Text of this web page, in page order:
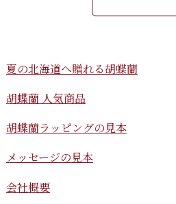
夏の北海道へ贈れる胡蝶蘭
胡蝶蘭 人気商品
胡蝶蘭ラッピングの見本
メッセージの見本
会社概要